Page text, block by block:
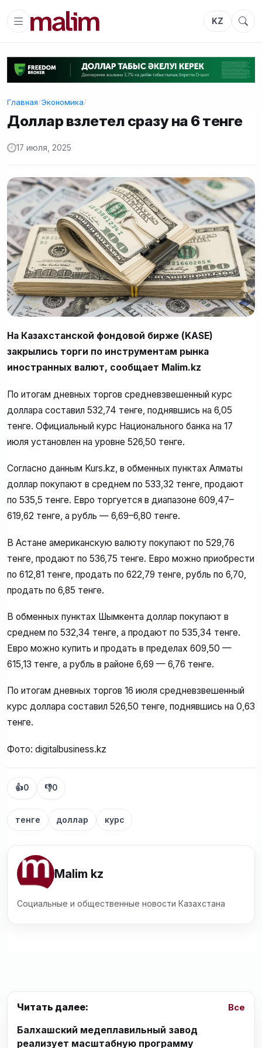
KZ
Главная/Экономика/
Доллар взлетел сразу на 6 тенге
17 июля, 2025
На Казахстанской фондовой бирже (KASE)
закрылись торги по инструментам рынка
иностранных валют, сообщает Malim.kz
По итогам дневных торгов средневзвешенный курс
доллара составил 532,74 тенге, поднявшись на 6,05
тенге. Официальный курс Национального банка на 17
июля установлен на уровне 526,50 тенге.
Согласно данным Kurs.kz, в обменных пунктах Алматы
доллар покупают в среднем по 533,32 тенге, продают
по 535,5 тенге. Евро торгуется в диапазоне 609,47–
619,62 тенге, а рубль — 6,69–6,80 тенге.
В Астане американскую валюту покупают по 529,76
тенге, продают по 536,75 тенге. Евро можно приобрести
по 612,81 тенге, продать по 622,79 тенге, рубль по 6,70,
продать по 6,85 тенге.
В обменных пунктах Шымкента доллар покупают в
среднем по 532,34 тенге, а продают по 535,34 тенге.
Евро можно купить и продать в пределах 609,50 —
615,13 тенге, а рубль в районе 6,69 — 6,76 тенге.
По итогам дневных торгов 16 июля средневзвешенный
курс доллара составил 526,50 тенге, поднявшись на 0,63
тенге.
Фото: digitalbusiness.kz
👍0 👎0
тенге доллар курс
Malim kz
Социальные и общественные новости Казахстана
Читать далее: Все
Балхашский медеплавильный завод
реализует масштабную программу